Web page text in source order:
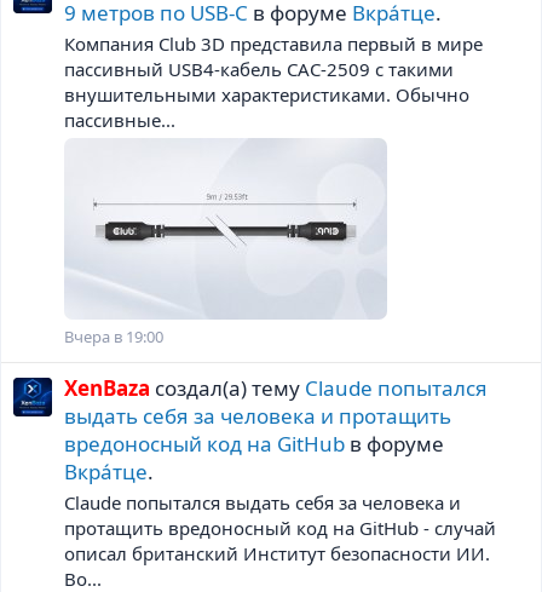
9 метров по USB-C в форуме Вкра́тце.
Компания Club 3D представила первый в мире
пассивный USB4-кабель CAC-2509 с такими
внушительными характеристиками. Обычно
пассивные...
Вчера в 19:00
XenBaza создал(а) тему Claude попытался
выдать себя за человека и протащить
вредоносный код на GitHub в форуме
Вкра́тце.
Claude попытался выдать себя за человека и
протащить вредоносный код на GitHub - случай
описал британский Институт безопасности ИИ.
Во...